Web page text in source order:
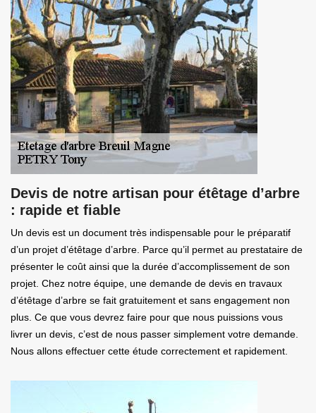
Devis de notre artisan pour étêtage d’arbre
: rapide et fiable
Un devis est un document très indispensable pour le préparatif
d’un projet d’étêtage d’arbre. Parce qu’il permet au prestataire de
présenter le coût ainsi que la durée d’accomplissement de son
projet. Chez notre équipe, une demande de devis en travaux
d’étêtage d’arbre se fait gratuitement et sans engagement non
plus. Ce que vous devrez faire pour que nous puissions vous
livrer un devis, c’est de nous passer simplement votre demande.
Nous allons effectuer cette étude correctement et rapidement.